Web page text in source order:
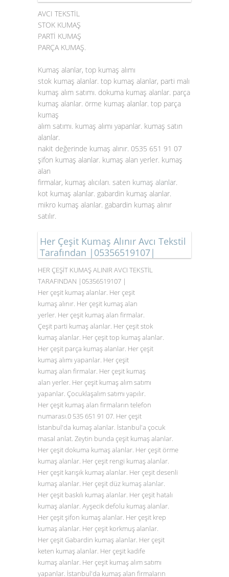
AVCI TEKSTİL
STOK KUMAŞ
PARTİ KUMAŞ
PARÇA KUMAŞ.
Kumaş alanlar, top kumaş alımı
stok kumaş alanlar. top kumaş alanlar, parti malı
kumaş alım satımı. dokuma kumaş alanlar. parça
kumaş alanlar. örme kumaş alanlar. top parça
kumaş
alım satımı. kumaş alımı yapanlar. kumaş satın
alanlar.
nakit değerinde kumaş alınır. 0535 651 91 07
şifon kumaş alanlar. kumaş alan yerler. kumaş
alan
firmalar, kumaş alıcıları. saten kumaş alanlar.
kot kumaş alanlar. gabardin kumaş alanlar.
mikro kumaş alanlar. gabardin kumaş alınır
satılır.
Her Çeşit Kumaş Alınır Avcı Tekstil
Tarafından |05356519107|
HER ÇEŞİT KUMAŞ ALINIR AVCI TEKSTİL
TARAFINDAN |05356519107 |
Her çeşit kumaş alanlar. Her çeşit
kumaş alınır. Her çeşit kumaş alan
yerler. Her çeşit kumaş alan firmalar.
Çeşit parti kumaş alanlar. Her çeşit stok
kumaş alanlar. Her çeşit top kumaş alanlar.
Her çeşit parça kumaş alanlar. Her çeşit
kumaş alımı yapanlar. Her çeşit
kumaş alan firmalar. Her çeşit kumaş
alan yerler. Her çeşit kumaş alım satımı
yapanlar. Çocuklaşalım satımı yapılır.
Her çeşit kumaş alan firmaların telefon
numarası.0 535 651 91 07. Her çeşit
İstanbul'da kumaş alanlar. İstanbul'a çocuk
masal anlat. Zeytin bunda çeşit kumaş alanlar.
Her çeşit dokuma kumaş alanlar. Her çeşit örme
kumaş alanlar. Her çeşit rengi kumaş alanlar.
Her çeşit karışık kumaş alanlar. Her çeşit desenli
kumaş alanlar. Her çeşit düz kumaş alanlar.
Her çeşit baskılı kumaş alanlar. Her çeşit hatalı
kumaş alanlar. Ayşecik defolu kumaş alanlar.
Her çeşit şifon kumaş alanlar. Her çeşit krep
kumaş alanlar. Her çeşit korkmuş alanlar.
Her çeşit Gabardin kumaş alanlar. Her çeşit
keten kumaş alanlar. Her çeşit kadife
kumaş alanlar. Her çeşit kumaş alım satımı
yapanlar. İstanbul'da kumaş alan firmaların